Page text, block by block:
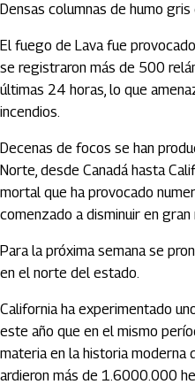
Densas columnas de humo
El fuego de Lava fue
se registraron más de 500
últimas 24 horas, lo que
incendios.
Decenas de focos se han
Norte, desde Canadá hasta
mortal que ha provocado
comenzado a disminuir en
Para la próxima semana se
en el norte del estado.
California ha experimentado
este año que en el mismo
materia en la historia moderna
ardieron más de 1.6000.000